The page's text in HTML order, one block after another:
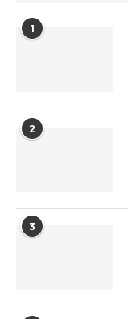
1
2
3